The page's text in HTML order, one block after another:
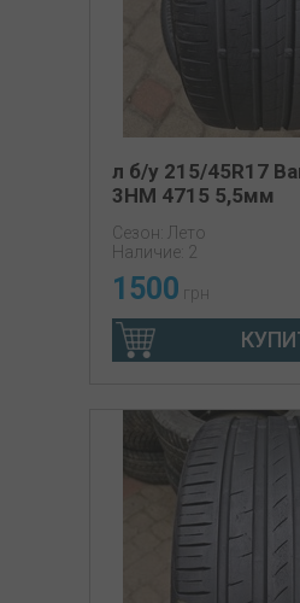
л б/у 215/45R17
3HM 4715 5,5мм
Сезон: Лето
Наличие: 2
1500 грн